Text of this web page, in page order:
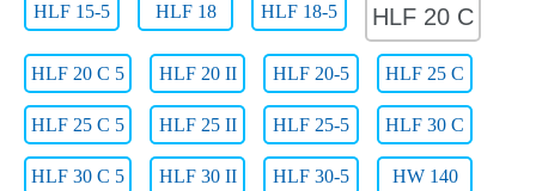
HLF 15-5 HLF 18 HLF 18-5 HLF 20 C
HLF 20 C 5 HLF 20 II HLF 20-5 HLF 25 C
HLF 25 C 5 HLF 25 II HLF 25-5 HLF 30 C
HLF 30 C 5 HLF 30 II HLF 30-5 HW 140